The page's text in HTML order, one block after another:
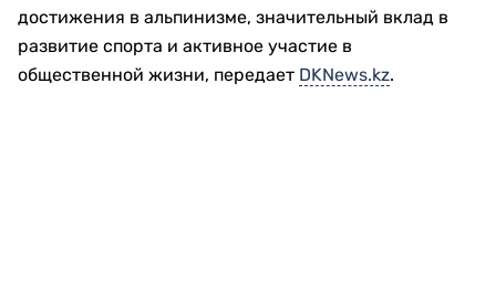
достижения в альпинизме, значительный вклад в
развитие спорта и активное участие в
общественной жизни, передает DKNews.kz.